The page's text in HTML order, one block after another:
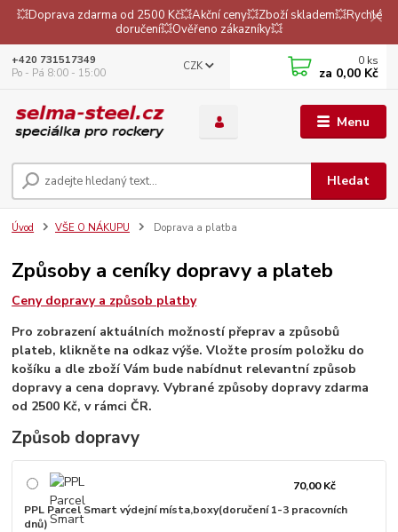
💥Doprava zdarma od 2500 Kč💥Akční ceny💥Zboží skladem💥Rychlé
doručení💥Ověřeno zákazníky💥
Menu
CZK
Hledat
+420 731517349
Po - Pá 8:00 - 15:00
0 ks
za 0,00 Kč
Úvod VŠE O NÁKUPU Doprava a platba
Způsoby a ceníky dopravy a plateb
Ceny dopravy a způsob platby
Pro zobrazení aktuálních možností přeprav a způsobů
plateb, klikněte na odkaz výše. Vložte prosím položku do
košíku a dle zboží Vám bude nabídnut relevantní způsob
dopravy a cena dopravy. Vybrané způsoby dopravy zdarma
od 2500 Kč, v rámci ČR.
Způsob dopravy
PPL Parcel Smart výdejní místa,boxy(doručení 1-3 pracovních
dnů)
70,00 Kč